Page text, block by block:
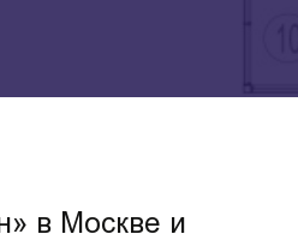
в Москве и